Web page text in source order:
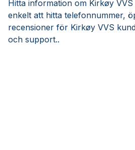
Hitta information om Kirkøy
enkelt att hitta telefonnummer,
recensioner för Kirkøy VVS
och support..